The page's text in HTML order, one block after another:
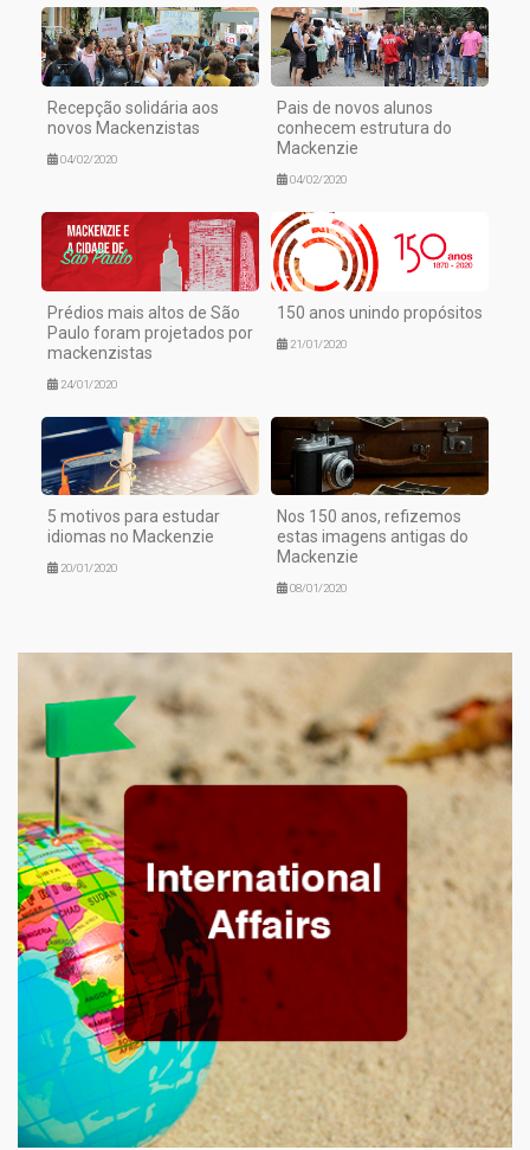
Recepção solidária aos
novos Mackenzistas
04/02/2020
Pais de novos alunos
conhecem estrutura do
Mackenzie
04/02/2020
Prédios mais altos de São
Paulo foram projetados por
mackenzistas
24/01/2020
150 anos unindo propósitos
21/01/2020
5 motivos para estudar
idiomas no Mackenzie
20/01/2020
Nos 150 anos, refizemos
estas imagens antigas do
Mackenzie
08/01/2020